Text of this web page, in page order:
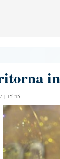
| 15:45